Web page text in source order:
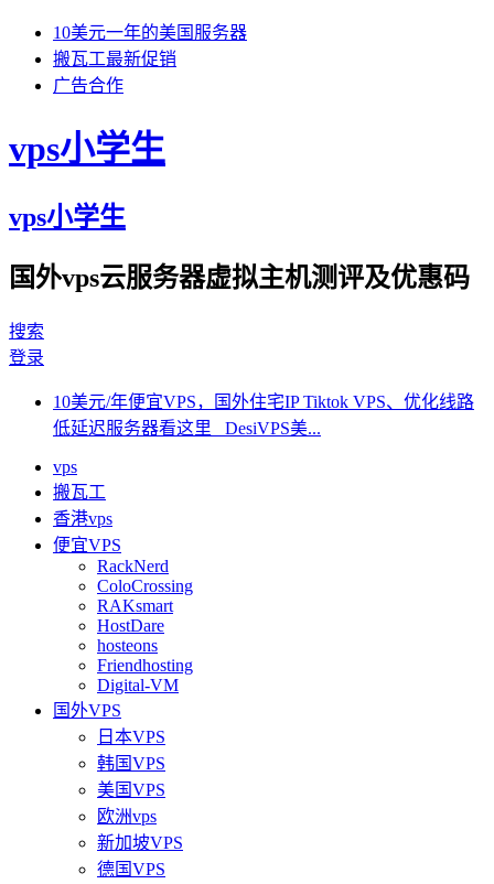
10美元一年的美国服务器
搬瓦工最新促销
广告合作
vps小学生
vps小学生
国外vps云服务器虚拟主机测评及优惠码
搜索
登录
10美元/年便宜VPS，国外住宅IP Tiktok VPS、优化线路
低延迟服务器看这里 DesiVPS美...
vps
搬瓦工
香港vps
便宜VPS
RackNerd
ColoCrossing
RAKsmart
HostDare
hosteons
Friendhosting
Digital-VM
国外VPS
日本VPS
韩国VPS
美国VPS
欧洲vps
新加坡VPS
德国VPS